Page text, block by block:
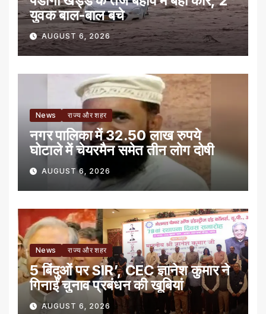
युवक बाल-बाल बचे
AUGUST 6, 2026
News राज्य और शहर
नगर पालिका में 32.50 लाख रुपये
घोटाले में चेयरमैन समेत तीन लोग दोषी
AUGUST 6, 2026
News राज्य और शहर
5 बिंदुओं पर SIR’, CEC ज्ञानेश कुमार ने
गिनाईं चुनाव प्रबंधन की खूबियां
AUGUST 6, 2026